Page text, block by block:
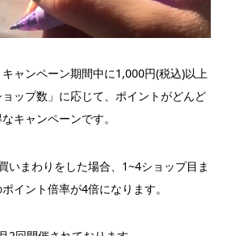
ャンペーン期間中に1,000円(税込)以上
ップ数」に応じて、ポイントがどんど
キャンペーンです。
いまわりをした場合、1~4ショップ目ま
イント倍率が4倍になります。